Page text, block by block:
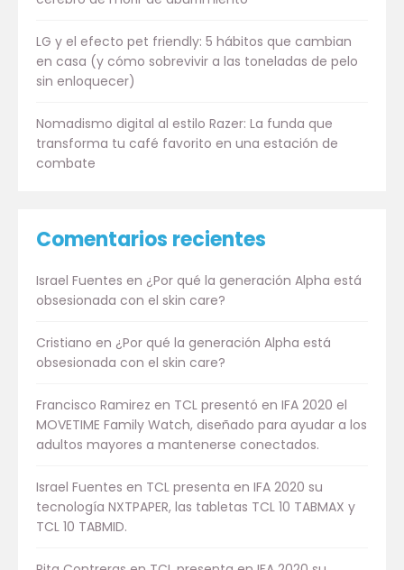
LG y el efecto pet friendly: 5 hábitos que cambian
en casa (y cómo sobrevivir a las toneladas de pelo
sin enloquecer)
Nomadismo digital al estilo Razer: La funda que
transforma tu café favorito en una estación de
combate
Comentarios recientes
Israel Fuentes en ¿Por qué la generación Alpha está
obsesionada con el skin care?
Cristiano en ¿Por qué la generación Alpha está
obsesionada con el skin care?
Francisco Ramirez en TCL presentó en IFA 2020 el
MOVETIME Family Watch, diseñado para ayudar a los
adultos mayores a mantenerse conectados.
Israel Fuentes en TCL presenta en IFA 2020 su
tecnología NXTPAPER, las tabletas TCL 10 TABMAX y
TCL 10 TABMID.